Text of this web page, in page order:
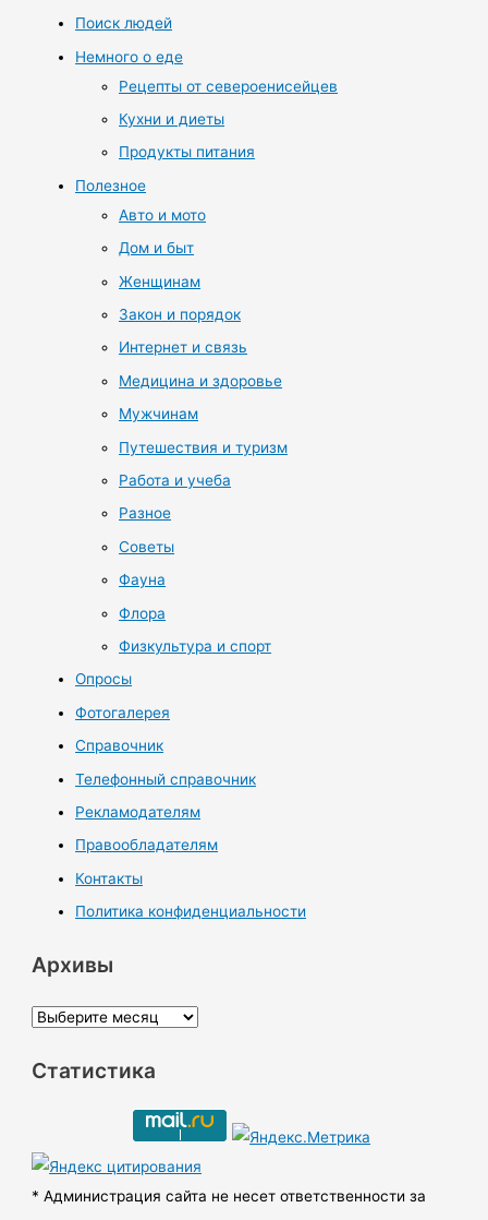
Поиск людей
Немного о еде
Рецепты от североенисейцев
Кухни и диеты
Продукты питания
Полезное
Авто и мото
Дом и быт
Женщинам
Закон и порядок
Интернет и связь
Медицина и здоровье
Мужчинам
Путешествия и туризм
Работа и учеба
Разное
Советы
Фауна
Флора
Физкультура и спорт
Опросы
Фотогалерея
Справочник
Телефонный справочник
Рекламодателям
Правообладателям
Контакты
Политика конфиденциальности
Архивы
А
х
ы
Статистика
* Администрация сайта не несет ответственности за